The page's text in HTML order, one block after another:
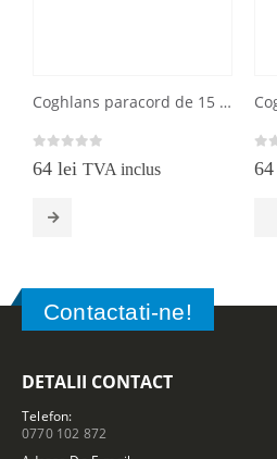
Coghlans paracord de 15 m rezistenta 45 Kg, patru culori
64 lei TVA inclus 64
Contactati-ne!
DETALII CONTACT
Telefon:
0770 102 872